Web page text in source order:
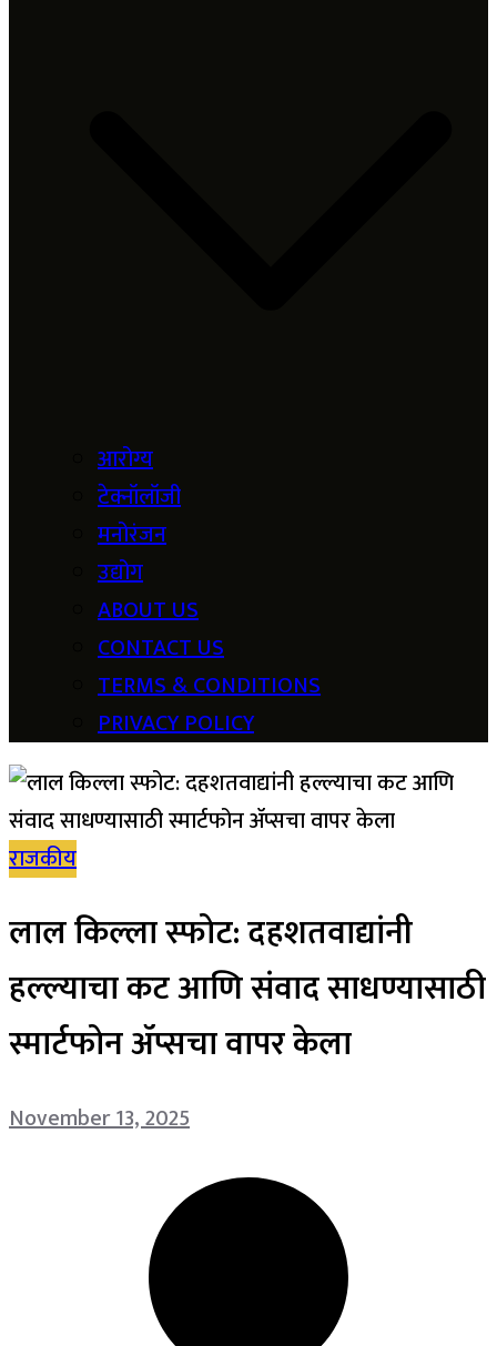
आरोग्य
टेक्नॉलॉजी
मनोरंजन
उद्योग
ABOUT US
CONTACT US
TERMS & CONDITIONS
PRIVACY POLICY
राजकीय
लाल किल्ला स्फोट: दहशतवाद्यांनी
हल्ल्याचा कट आणि संवाद साधण्यासाठी
स्मार्टफोन ॲप्सचा वापर केला
November 13, 2025